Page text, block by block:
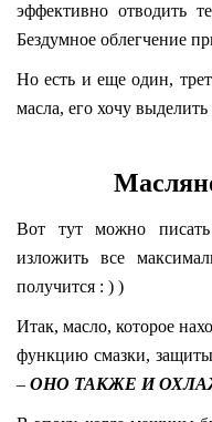
эффективно отводить
Бездумное облегчение
Но есть и еще один,
масла, его хочу
Вот тут можно
изложить все
получится : ) )
Итак, масло, которое
функцию смазки,
– ОНО ТАКЖЕ И